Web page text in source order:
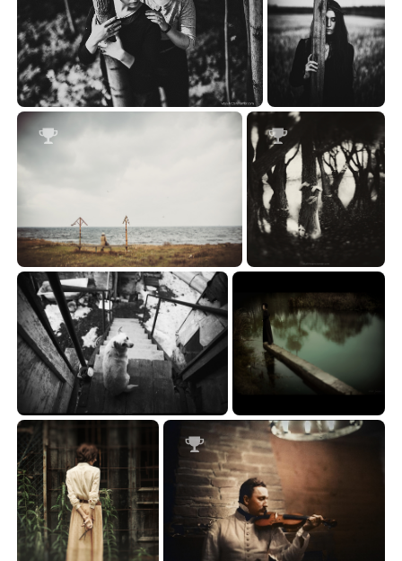
...
34.49
***
70.23

...
52.07

***
....
 27.25
...
45.10
